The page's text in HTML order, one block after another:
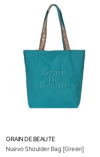
GRAIN DE BEAUTE
Nuevo Shoulder Bag [Green]